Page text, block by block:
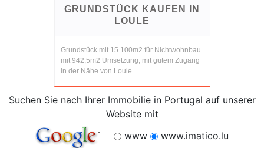
GRUNDSTÜCK KAUFEN IN
LOULE
Grundstück mit 15 100m2 für Nichtwohnbau
mit 942,5m2 Umsetzung, mit gutem Zugang
in der Nähe von Loule.
Suchen Sie nach Ihrer Immobilie in Portugal auf unserer
Website mit
www
www.imatico.lu